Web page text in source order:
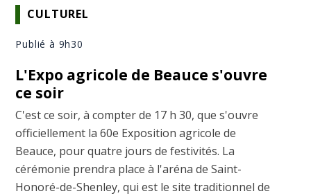
CULTUREL
Publié à 9h30
L'Expo agricole de Beauce s'ouvre
ce soir
C'est ce soir, à compter de 17 h 30, que s'ouvre
officiellement la 60e Exposition agricole de
Beauce, pour quatre jours de festivités. La
cérémonie prendra place à l'aréna de Saint-
Honoré-de-Shenley, qui est le site traditionnel de